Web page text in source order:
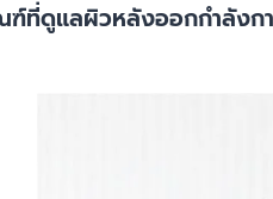
ฑ์ที่ดูแลผิวหลังออกกำลังก